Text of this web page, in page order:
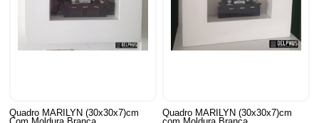
Quadro MARILYN (30x30x7)cm
Quadro MARILYN (30x30x7)cm